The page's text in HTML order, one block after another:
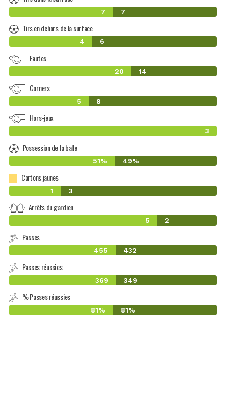
7 7
Tirs en dehors de la surface
4 6
Fautes
20 14
Corners
5 8
Hors-jeux
3
Possession de la balle
51% 49%
Cartons jaunes
1 3
Arrêts du gardien
5 2
Passes
455 432
Passes réussies
369 349
% Passes réussies
81% 81%